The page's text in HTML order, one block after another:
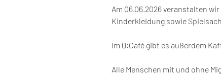
Am 06.06.2026 veranstalten
Kinderkleidung sowie
Im Q:Café gibt es außerdem
Alle Menschen mit und ohne